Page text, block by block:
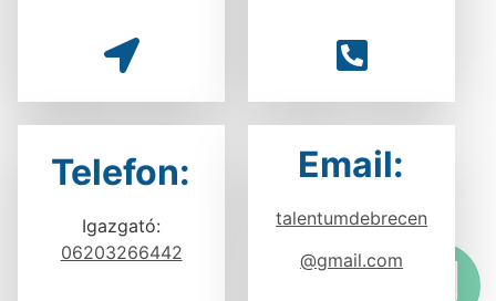
Telefon:
Igazgató:
06203266442
Email:
talentumdebrecen
@gmail.com